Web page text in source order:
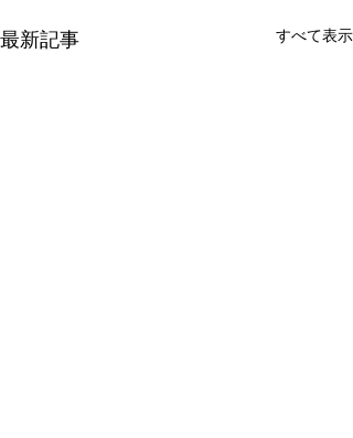
最新記事 すべて表示